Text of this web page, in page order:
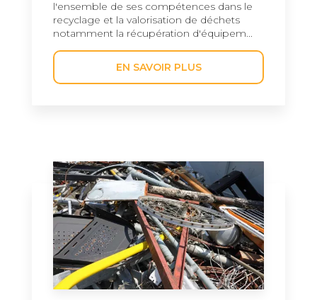
l'ensemble de ses compétences dans le
recyclage et la valorisation de déchets
notamment la récupération d'équipem...
EN SAVOIR PLUS